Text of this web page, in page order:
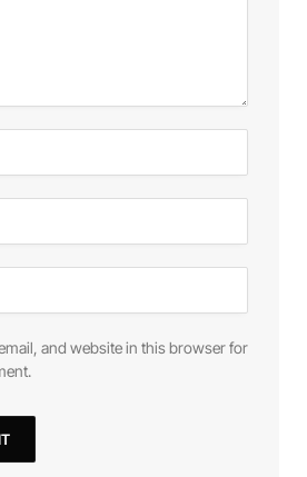
and website in this browser for